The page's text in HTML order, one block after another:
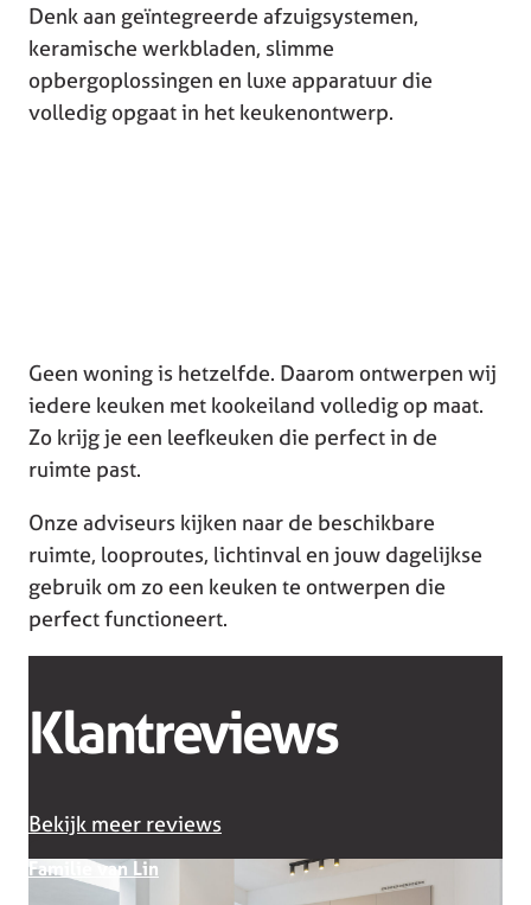
Denk aan geïntegreerde afzuigsystemen,
keramische werkbladen, slimme
opbergoplossingen en luxe apparatuur die
volledig opgaat in het keukenontwerp.
Geen woning is hetzelfde. Daarom ontwerpen wij
iedere keuken met kookeiland volledig op maat.
Zo krijg je een leefkeuken die perfect in de
ruimte past.
Onze adviseurs kijken naar de beschikbare
ruimte, looproutes, lichtinval en jouw dagelijkse
gebruik om zo een keuken te ontwerpen die
perfect functioneert.
Klantreviews
Bekijk meer reviews
Familie van Lin